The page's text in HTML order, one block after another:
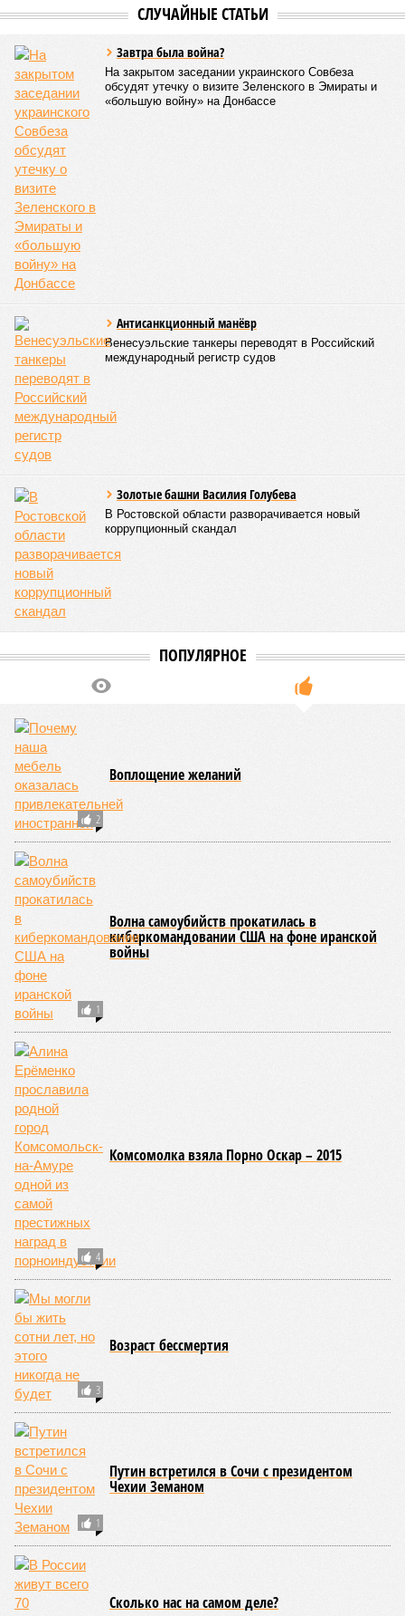
СЛУЧАЙНЫЕ СТАТЬИ
Завтра была война?
На закрытом заседании украинского Совбеза
обсудят утечку о визите Зеленского в Эмираты и
«большую войну» на Донбассе
Антисанкционный манёвр
Венесуэльские танкеры переводят в Российский
международный регистр судов
Золотые башни Василия Голубева
В Ростовской области разворачивается новый
коррупционный скандал
ПОПУЛЯРНОЕ
2
Воплощение желаний
1
Волна самоубийств прокатилась в
киберкомандовании США на фоне иранской
войны
4
Комсомолка взяла Порно Оскар – 2015
3
Возраст бессмертия
1
Путин встретился в Сочи с президентом
Чехии Земаном
Сколько нас на самом деле?